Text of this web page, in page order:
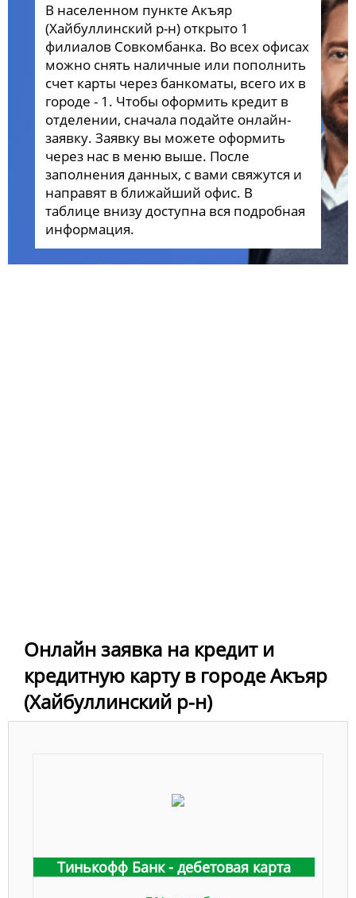
В населенном пункте Акъяр
(Хайбуллинский р-н) открыто 1
филиалов Совкомбанка. Во всех офисах
можно снять наличные или пополнить
счет карты через банкоматы, всего их в
городе - 1. Чтобы оформить кредит в
отделении, сначала подайте онлайн-
заявку. Заявку вы можете оформить
через нас в меню выше. После
заполнения данных, с вами свяжутся и
направят в ближайший офис. В
таблице внизу доступна вся подробная
информация.
Онлайн заявка на кредит и
кредитную карту в городе Акъяр
(Хайбуллинский р-н)
Тинькофф Банк - дебетовая карта